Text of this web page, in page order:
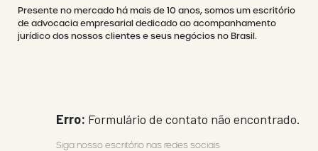
Presente no mercado há mais de 10 anos, somos um escritório
de advocacia empresarial dedicado ao acompanhamento
jurídico dos nossos clientes e seus negócios no Brasil.
Erro: Formulário de contato não encontrado.
Siga nosso escritório nas redes sociais